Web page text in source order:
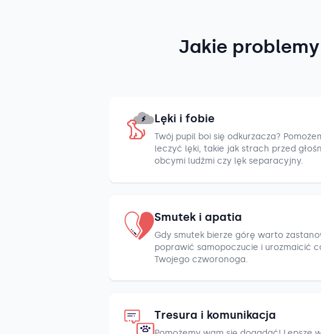
Jakie
Lęki i fobie
Twój pupil boi się odkurzacza?
leczyć lęki, takie jak strach przed
obcymi ludźmi czy lęk separacyjny.
Smutek i apatia
Gdy smutek bierze górę warto
poprawić samopoczucie i urozmaicić
Twojego czworonoga.
Tresura i komunikacja